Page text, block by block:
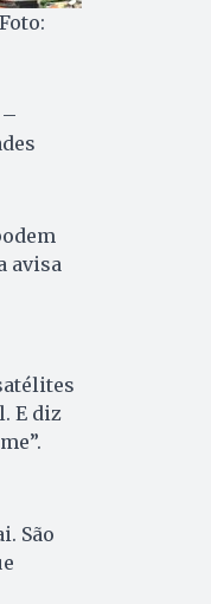
avisa
E diz
São